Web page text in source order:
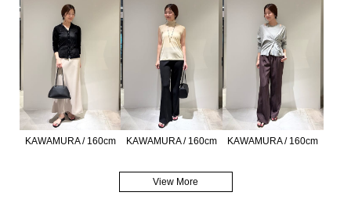
KAWAMURA / 160cm KAWAMURA / 160cm KAWAMURA / 160cm
View More